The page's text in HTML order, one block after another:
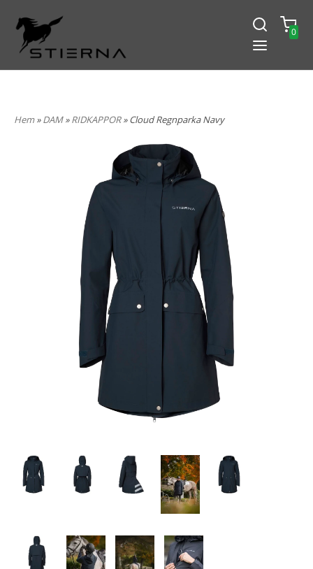
0
Hem»DAM»RIDKAPPOR» Cloud Regnparka Navy